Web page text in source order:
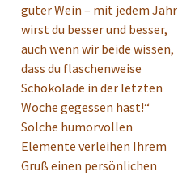
guter Wein – mit jedem Jahr
wirst du besser und besser,
auch wenn wir beide wissen,
dass du flaschenweise
Schokolade in der letzten
Woche gegessen hast!“
Solche humorvollen
Elemente verleihen Ihrem
Gruß einen persönlichen